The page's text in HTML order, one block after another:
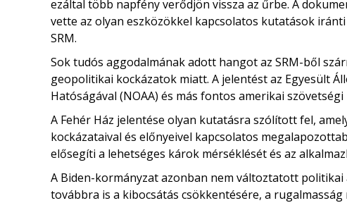
ezáltal több napfény verődjön vissza az űrbe. A
vette az olyan eszközökkel kapcsolatos kutatások
SRM.
Sok tudós aggodalmának adott hangot az SRM-ből
geopolitikai kockázatok miatt. A jelentést az Egyesült
Hatóságával (NOAA) és más fontos amerikai
A Fehér Ház jelentése olyan kutatásra szólított fel,
kockázataival és előnyeivel kapcsolatos
elősegíti a lehetséges károk mérséklését és az
A Biden-kormányzat azonban nem változtatott
továbbra is a kibocsátás csökkentésére, a